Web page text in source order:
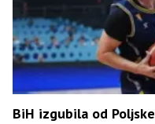
BiH izgubila od